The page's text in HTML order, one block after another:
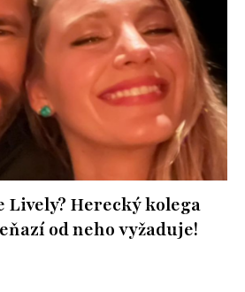
Lively? Herecký kolega
od neho vyžaduje!